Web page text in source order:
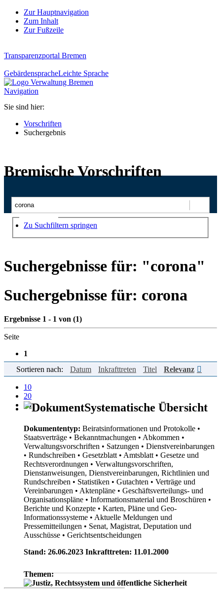
Zur Hauptnavigation
Zum Inhalt
Zur Fußzeile
Transparenzportal Bremen
GebärdenspracheLeichte Sprache
Navigation
Sie sind hier:
Vorschriften
Suchergebnis
Bremische Vorschriften
Suchen
Zu Suchfiltern springen
Suchergebnisse für: "corona"
Suchergebnisse für: corona
Ergebnisse 1 - 1 von (1)
Seite
1
Einträge pro Seite
10
20
50
Sortieren nach: Datum Inkrafttreten Titel Relevanz
Systematische Übersicht
Dokumententyp: Beiratsinformationen und Protokolle •
Staatsverträge • Bekanntmachungen • Abkommen •
Verwaltungsvorschriften • Satzungen • Dienstvereinbarungen
• Rundschreiben • Gesetzblatt • Amtsblatt • Gesetze und
Rechtsverordnungen • Verwaltungsvorschriften,
Dienstanweisungen, Dienstvereinbarungen, Richtlinien und
Rundschreiben • Statistiken • Gutachten • Verträge und
Vereinbarungen • Aktenpläne • Geschäftsverteilungs- und
Organisationspläne • Informationsmaterial und Broschüren •
Berichte und Konzepte • Karten, Pläne und Geo-
Informationssysteme • Aktuelle Meldungen und
Pressemitteilungen • Senat, Magistrat, Deputation und
Ausschüsse • Gerichtsentscheidungen
Stand: 26.06.2023 Inkrafttreten: 11.01.2000
Themen: